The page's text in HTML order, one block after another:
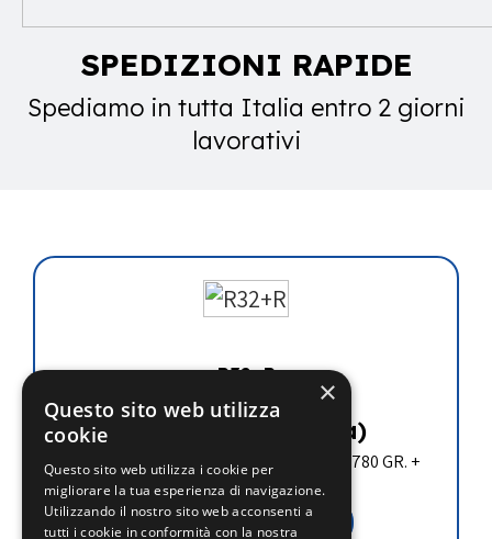
SPEDIZIONI RAPIDE
Spediamo in tutta Italia entro 2 giorni
lavorativi
Aggiungi al carrello
R32+R
(iva esclusa)
REFRIGERANTE R32 IN BOMBOLA DA 780 GR. +
RUBINETTO
×
Questo sito web utilizza
cookie
Questo sito web utilizza i cookie per
migliorare la tua esperienza di navigazione.
Utilizzando il nostro sito web acconsenti a
tutti i cookie in conformità con la nostra